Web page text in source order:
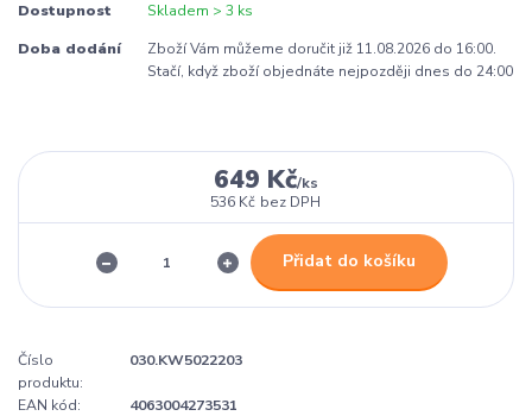
Dostupnost Skladem > 3 ks
Doba dodání
Zboží Vám můžeme doručit již 11.08.2026 do 16:00.
Stačí, když zboží objednáte nejpozději dnes do 24:00
649 Kč/ks
536 Kč bez DPH
Přidat do košíku
Číslo
produktu:
030.KW5022203
EAN kód:
4063004273531